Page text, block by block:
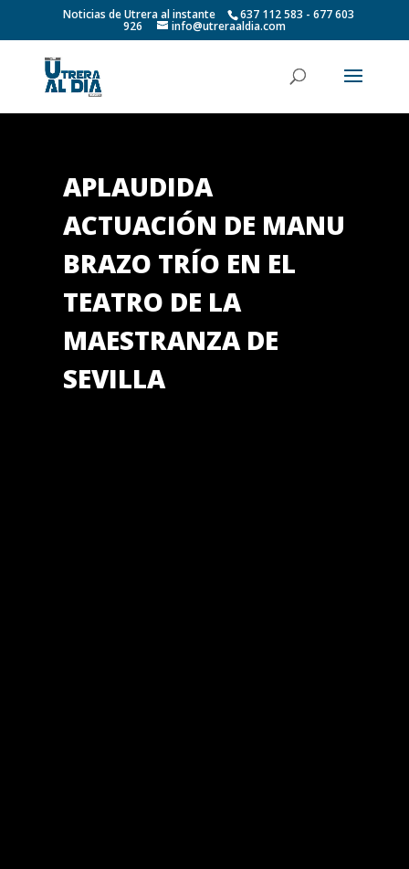
Noticias de Utrera al instante 637 112 583 - 677 603
926 info@utreraaldia.com
APLAUDIDA
ACTUACIÓN DE MANU
BRAZO TRÍO EN EL
TEATRO DE LA
MAESTRANZA DE
SEVILLA